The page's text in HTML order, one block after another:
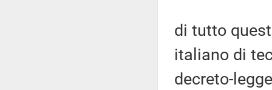
di tutto
italiano di
decreto-